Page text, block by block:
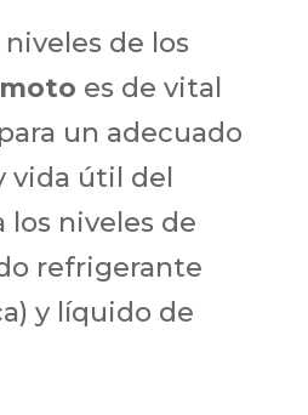
de los
moto es de vital
un adecuado
vida útil del
los niveles de
refrigerante
y líquido de